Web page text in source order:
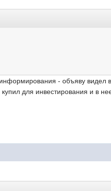
- объяву видел
для инвестирования и в